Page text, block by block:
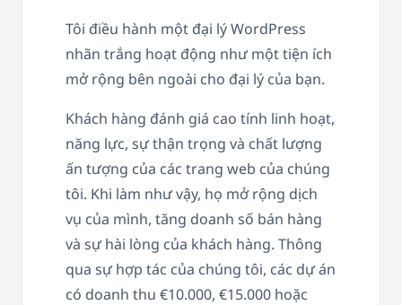
Tôi điều hành một đại lý WordPress
nhãn trắng hoạt động như một tiện ích
mở rộng bên ngoài cho đại lý của bạn.
Khách hàng đánh giá cao tính linh hoạt,
năng lực, sự thận trọng và chất lượng
ấn tượng của các trang web của chúng
tôi. Khi làm như vậy, họ mở rộng dịch
vụ của mình, tăng doanh số bán hàng
và sự hài lòng của khách hàng. Thông
qua sự hợp tác của chúng tôi, các dự án
có doanh thu €10.000, €15.000 hoặc